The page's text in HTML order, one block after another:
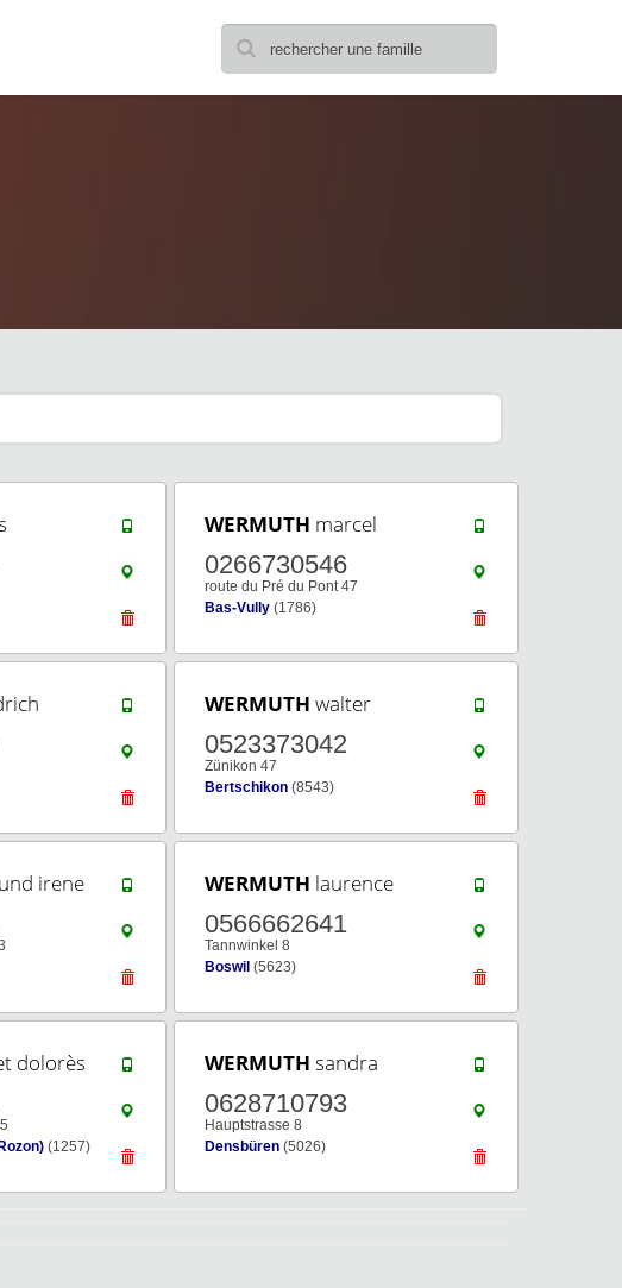
WERMUTH marcel
0266730546
route du Pré du Pont 47
Bas-Vully (1786)
WERMUTH walter
0523373042
Zünikon 47
Bertschikon (8543)
irene WERMUTH laurence
0566662641
Tannwinkel 8
Boswil (5623)
dolorès
(1257)
WERMUTH sandra
0628710793
Hauptstrasse 8
Densbüren (5026)